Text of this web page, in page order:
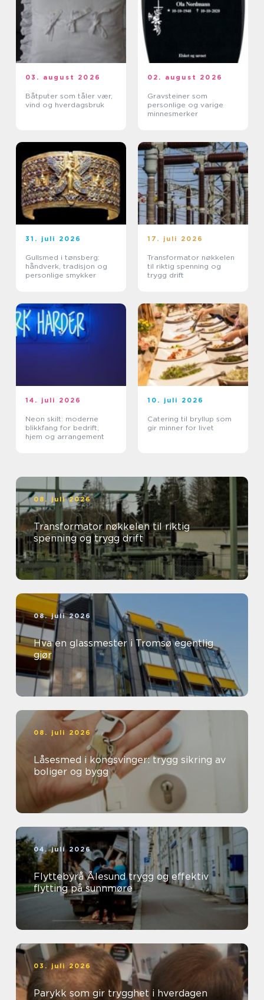
03. august 2026
Båtputer som tåler vær,
vind og hverdagsbruk
02. august 2026
Gravsteiner som
personlige og varige
minnesmerker
31. juli 2026
Gullsmed i tønsberg:
håndverk, tradisjon og
personlige smykker
17. juli 2026
Transformator nøkkelen
til riktig spenning og
trygg drift
14. juli 2026
Neon skilt: moderne
blikkfang for bedrift,
hjem og arrangement
10. juli 2026
Catering til bryllup som
gir minner for livet
08. juli 2026
Transformator nøkkelen til riktig
spenning og trygg drift
08. juli 2026
Hva en glassmester i Tromsø egentlig
gjør
08. juli 2026
Låsesmed i kongsvinger: trygg sikring av
boliger og bygg
04. juli 2026
Flyttebyrå Ålesund trygg og effektiv
flytting på sunnmøre
03. juli 2026
Parykk som gir trygghet i hverdagen